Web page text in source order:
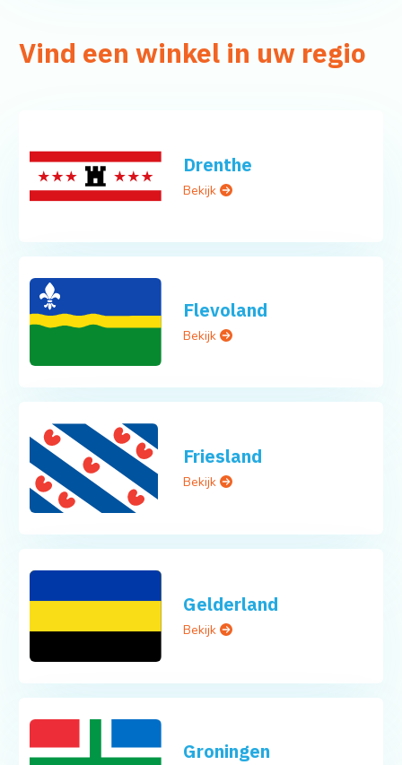
Vind een winkel in uw regio
Drenthe
Bekijk
Flevoland
Bekijk
Friesland
Bekijk
Gelderland
Bekijk
Groningen